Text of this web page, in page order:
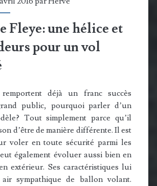
Fleye: une hélice et
pour un vol
déjà un franc succès
public, pourquoi parler d’un
Tout simplement parce qu’il
d’être de manière différente. Il est
voler en toute sécurité parmi les
également évoluer aussi bien en
extérieur. Ses caractéristiques lui
sympathique de ballon volant.